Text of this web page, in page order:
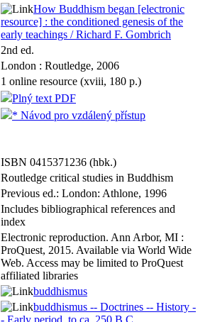
How Buddhism began [electronic
resource] : the conditioned genesis of the
early teachings / Richard F. Gombrich
2nd ed.
London : Routledge, 2006
1 online resource (xviii, 180 p.)
Plný text PDF
* Návod pro vzdálený přístup
ISBN 0415371236 (hbk.)
Routledge critical studies in Buddhism
Previous ed.: London: Athlone, 1996
Includes bibliographical references and
index
Electronic reproduction. Ann Arbor, MI :
ProQuest, 2015. Available via World Wide
Web. Access may be limited to ProQuest
affiliated libraries
buddhismus
buddhismus -- Doctrines -- History -
- Early period, to ca. 250 B.C